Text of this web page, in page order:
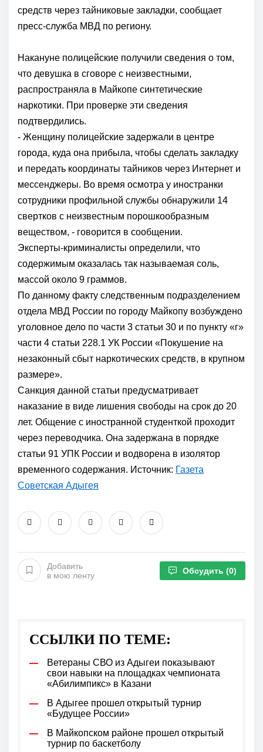
средств через тайниковые закладки, сообщает
пресс-служба МВД по региону.
Накануне полицейские получили сведения о том,
что девушка в сговоре с неизвестными,
распространяла в Майкопе синтетические
наркотики. При проверке эти сведения
подтвердились.
- Женщину полицейские задержали в центре
города, куда она прибыла, чтобы сделать закладку
и передать координаты тайников через Интернет и
мессенджеры. Во время осмотра у иностранки
сотрудники профильной службы обнаружили 14
свертков с неизвестным порошкообразным
веществом, - говорится в сообщении.
Эксперты-криминалисты определили, что
содержимым оказалась так называемая соль,
массой около 9 граммов.
По данному факту следственным подразделением
отдела МВД России по городу Майкопу возбуждено
уголовное дело по части 3 статьи 30 и по пункту «г»
части 4 статьи 228.1 УК России «Покушение на
незаконный сбыт наркотических средств, в крупном
размере».
Санкция данной статьи предусматривает
наказание в виде лишения свободы на срок до 20
лет. Общение с иностранной студенткой проходит
через переводчика. Она задержана в порядке
статьи 91 УПК России и водворена в изолятор
временного содержания. Источник: Газета
Советская Адыгея
Добавить
в мою ленту
Обсудить (0)
ССЫЛКИ ПО ТЕМЕ:
Ветераны СВО из Адыгеи показывают
свои навыки на площадках чемпионата
«Абилимпикс» в Казани
В Адыгее прошел открытый турнир
«Будущее России»
В Майкопском районе прошел открытый
турнир по баскетболу